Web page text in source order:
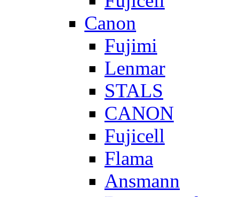
Canon
Fujimi
Lenmar
STALS
CANON
Fujicell
Flama
Ansmann